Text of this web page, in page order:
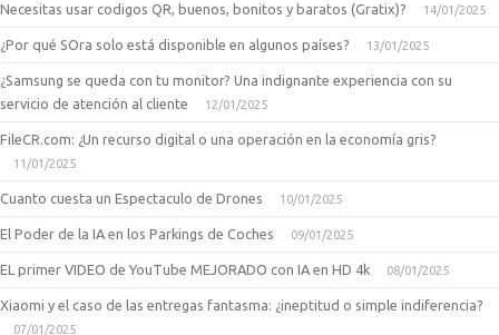
Necesitas usar codigos QR, buenos, bonitos y baratos (Gratix)? 14/01/2025
¿Por qué SOra solo está disponible en algunos países? 13/01/2025
¿Samsung se queda con tu monitor? Una indignante experiencia con su
servicio de atención al cliente
12/01/2025
FileCR.com: ¿Un recurso digital o una operación en la economía gris?
11/01/2025
Cuanto cuesta un Espectaculo de Drones 10/01/2025
El Poder de la IA en los Parkings de Coches 09/01/2025
EL primer VIDEO de YouTube MEJORADO con IA en HD 4k 08/01/2025
Xiaomi y el caso de las entregas fantasma: ¿ineptitud o simple indiferencia?
07/01/2025